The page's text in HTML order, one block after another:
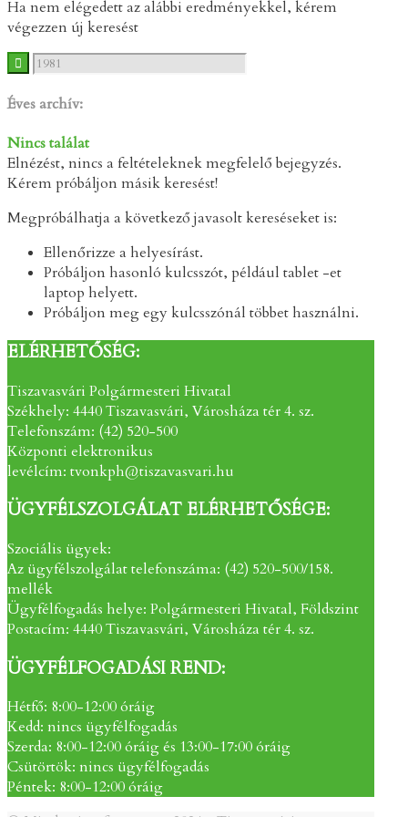
Ha nem elégedett az alábbi eredményekkel, kérem
végezzen új keresést
Éves archív:
Nincs találat
Elnézést, nincs a feltételeknek megfelelő bejegyzés.
Kérem próbáljon másik keresést!
Megpróbálhatja a következő javasolt kereséseket is:
Ellenőrizze a helyesírást.
Próbáljon hasonló kulcsszót, például tablet -et
laptop helyett.
Próbáljon meg egy kulcsszónál többet használni.
ELÉRHETŐSÉG:
Tiszavasvári Polgármesteri Hivatal
Székhely: 4440 Tiszavasvári, Városháza tér 4. sz.
Telefonszám: (42) 520-500
Központi elektronikus
levélcím: tvonkph@tiszavasvari.hu
ÜGYFÉLSZOLGÁLAT ELÉRHETŐSÉGE:
Szociális ügyek:
Az ügyfélszolgálat telefonszáma: (42) 520-500/158.
mellék
Ügyfélfogadás helye: Polgármesteri Hivatal, Földszint
Postacím: 4440 Tiszavasvári, Városháza tér 4. sz.
ÜGYFÉLFOGADÁSI REND:
Hétfő: 8:00-12:00 óráig
Kedd: nincs ügyfélfogadás
Szerda: 8:00-12:00 óráig és 13:00-17:00 óráig
Csütörtök: nincs ügyfélfogadás
Péntek: 8:00-12:00 óráig